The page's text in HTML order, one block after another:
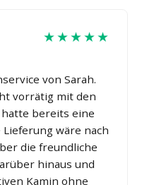
★★★★★
von Sarah.
vorrätig mit den
bereits eine
wäre nach
die freundliche
hinaus und
Kamin ohne